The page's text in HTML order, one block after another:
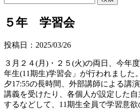
５年 学習会
投稿日：2025/03/26
３月２４(月)・２５(火)の両日、今年
年生(11期生)学習会」が行われました
夕17:55の長時間、外部講師による講
講義を受けたり、各個人が設定した自
するなどして、11期生全員で学習意